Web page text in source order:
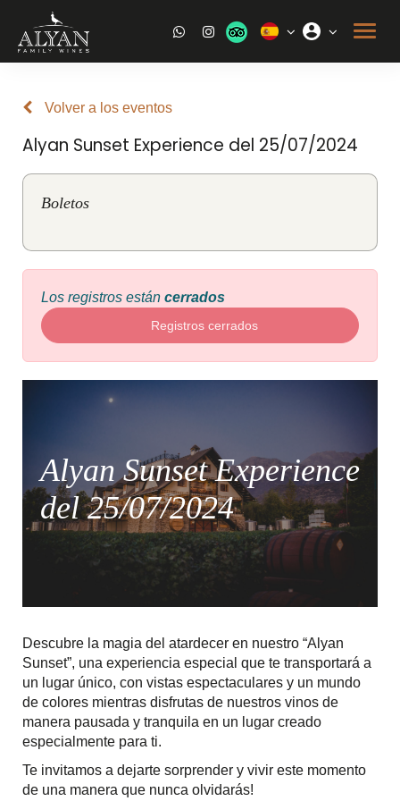
Volver a los eventos
Alyan Sunset Experience del 25/07/2024
Boletos
Los registros están cerrados
Registros cerrados
Alyan Sunset Experience
del 25/07/2024
Descubre la magia del atardecer en nuestro “Alyan
Sunset”, una experiencia especial que te transportará a
un lugar único, con vistas espectaculares y un mundo
de colores mientras disfrutas de nuestros vinos de
manera pausada y tranquila en un lugar creado
especialmente para ti.
Te invitamos a dejarte sorprender y vivir este momento
de una manera que nunca olvidarás!